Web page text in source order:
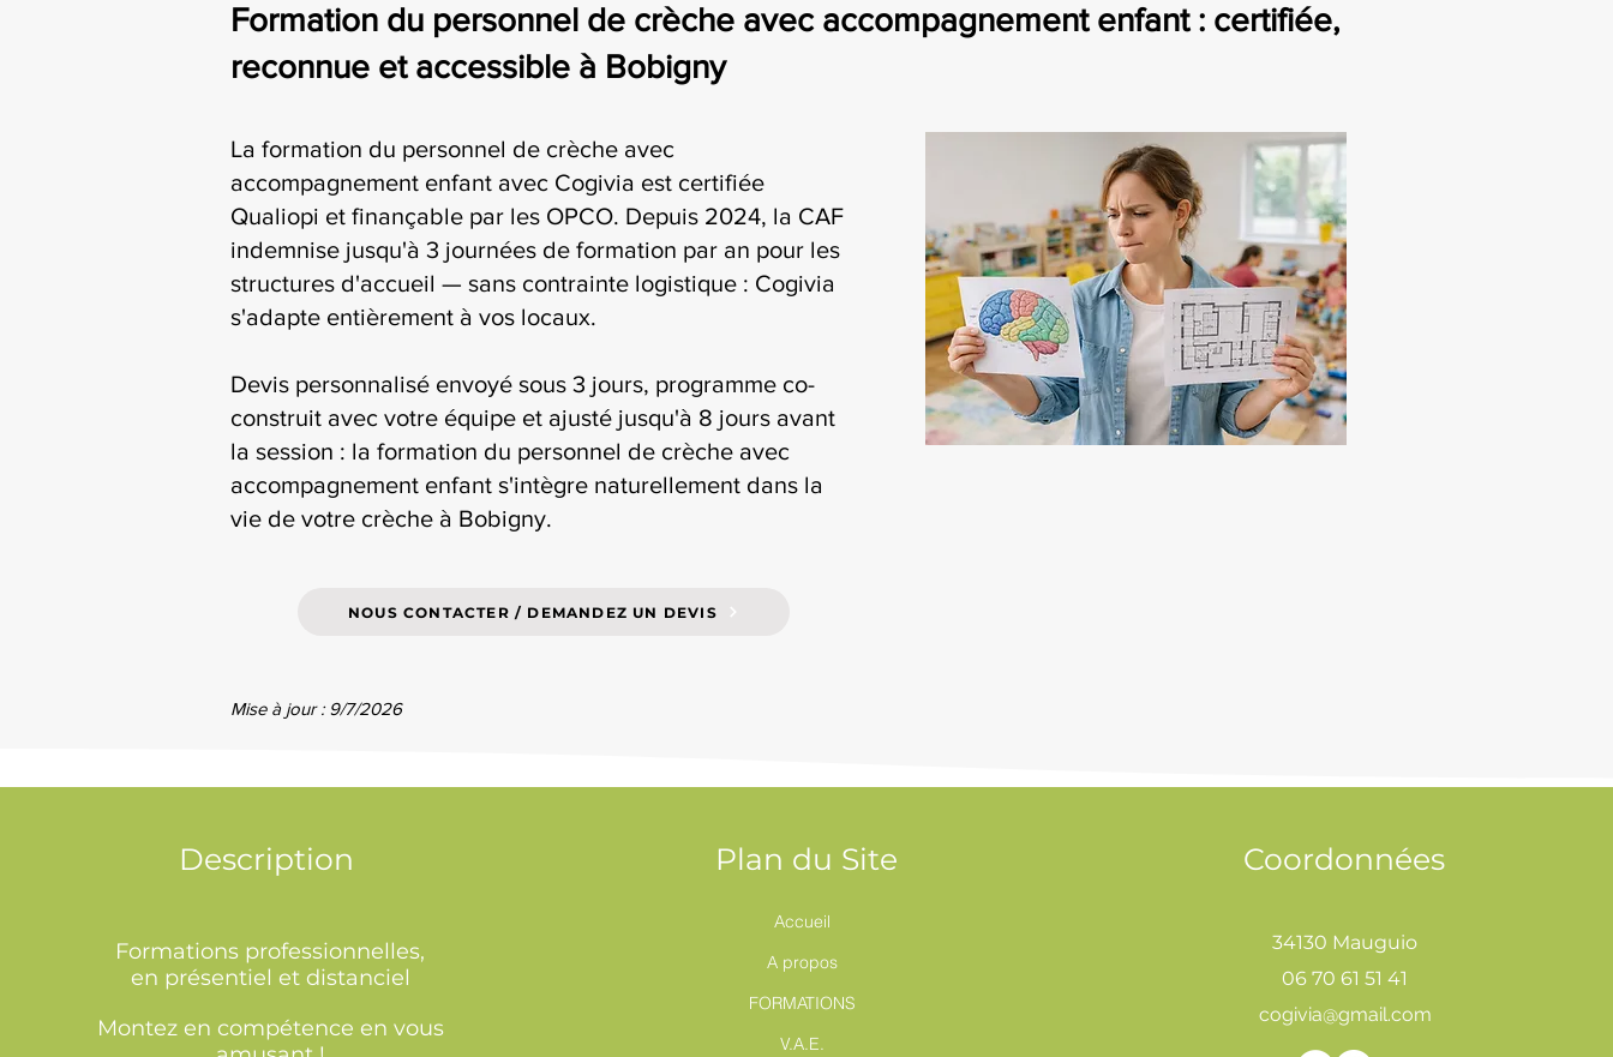
Formation du personnel de crèche avec accompagnement enfant : certifiée,
reconnue et accessible à Bobigny
La formation du personnel de crèche avec
accompagnement enfant avec Cogivia est certifiée
Qualiopi et finançable par les OPCO. Depuis 2024, la CAF
indemnise jusqu'à 3 journées de formation par an pour les
structures d'accueil — sans contrainte logistique : Cogivia
s'adapte entièrement à vos locaux.
Devis personnalisé envoyé sous 3 jours, programme co-
construit avec votre équipe et ajusté jusqu'à 8 jours avant
la session : la formation du personnel de crèche avec
accompagnement enfant s'intègre naturellement dans la
vie de votre crèche à Bobigny.
NOUS CONTACTER / DEMANDEZ UN DEVIS
Mise à jour : 9/7/2026
Description
Formations professionnelles,
en présentiel et distanciel
Montez en compétence en vous
Plan du Site
Accueil
A propos
FORMATIONS
V.A.E.
Coordonnées
34130 Mauguio
06 70 61 51 41
cogivia@gmail.com